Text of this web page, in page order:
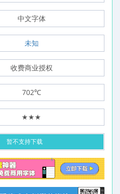
中文字体
未知
收费商业授权
702℃
★★★
暂不支持下载